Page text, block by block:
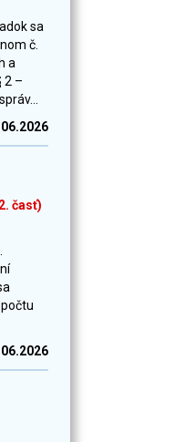
sa
č.
a
2 –
časť)